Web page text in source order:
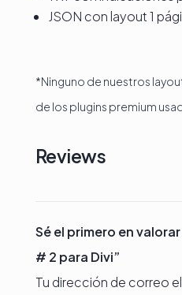
JSON con layout 1
*Ninguno de nuestros
de los plugins premium
Reviews
Sé el primero en
# 2 para Divi”
Tu dirección de correo